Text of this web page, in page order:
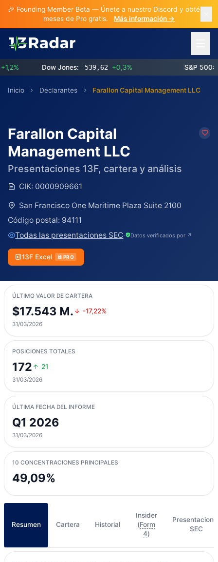
🎉 Founding Member Beta — Únete a nuestro Discord y obtén 3
meses de Pro gratis.
Más información →
Dow Jones: 539,62 +0,3% S&P 500:
Inicio Declarantes Farallon Capital Management LLC
Farallon Capital
Management LLC
Presentaciones 13F, cartera y análisis
CIK: 0000909661
San Francisco One Maritime Plaza Suite 2100
Código postal: 94111
Todas las presentaciones SEC· Datos verificados por ↗
13F Excel PRO
ÚLTIMO VALOR DE CARTERA
$17.543 M. -17,22%
31/03/2026
POSICIONES TOTALES
172 21
31/03/2026
ÚLTIMA FECHA DEL INFORME
Q1 2026
31/03/2026
10 CONCENTRACIONES PRINCIPALES
49,09%
Resumen Cartera Historial
Insider
(Form
4)
SEC